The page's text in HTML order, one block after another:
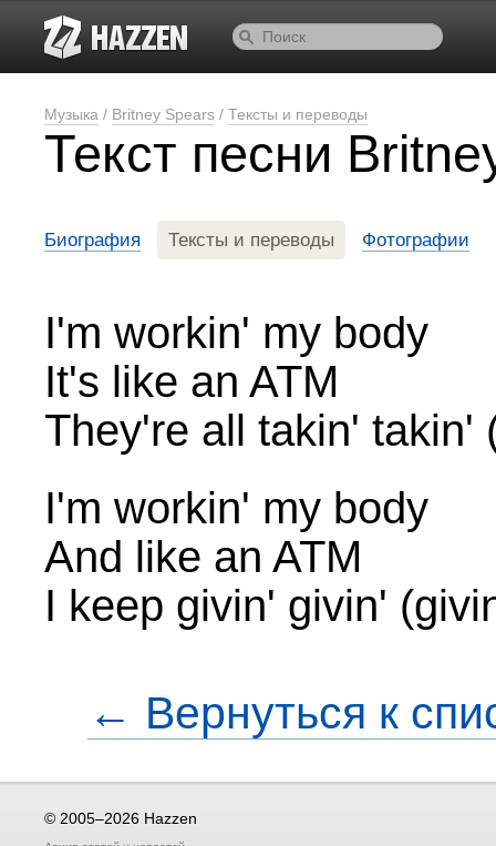
Музыка / Britney Spears / Тексты и переводы
Текст песни
Биография Тексты и переводы Фотографии
I'm workin' my body
It's like an ATM
They're all takin' takin'
I'm workin' my body
And like an ATM
I keep givin' givin'
← Вернуться к
© 2005–2026 Hazzen